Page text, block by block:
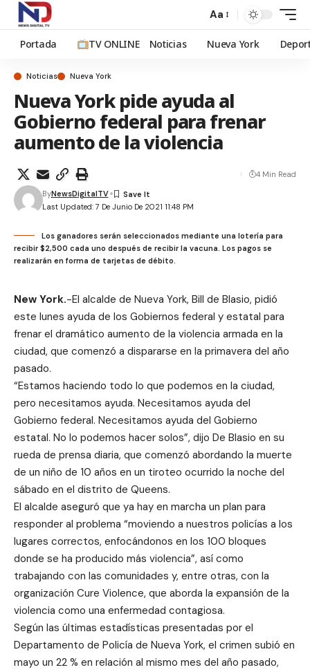
Aa
Portada TV ONLINE Noticias Nueva York
Noticias Nueva York
Nueva York pide ayuda al
Gobierno federal para frenar
aumento de la violencia
Last Updated: 7 De Junio De 2021 11:48 PM
ByNewsDigitalTV
4 Min Read
Los ganadores serán seleccionados mediante una lotería para
recibir $2,500 cada uno después de recibir la vacuna. Los pagos se
realizarán en forma de tarjetas de débito.
New York.-El alcalde de Nueva York, Bill de Blasio, pidió
este lunes ayuda de los Gobiernos federal y estatal para
frenar el dramático aumento de la violencia armada en la
ciudad, que comenzó a dispararse en la primavera del año
pasado.
“Estamos haciendo todo lo que podemos en la ciudad,
pero necesitamos ayuda. Necesitamos ayuda del
Gobierno federal. Necesitamos ayuda del Gobierno
estatal. No lo podemos hacer solos”, dijo De Blasio en su
rueda de prensa diaria, que comenzó abordando la muerte
de un niño de 10 años en un tiroteo ocurrido la noche del
sábado en el distrito de Queens.
El alcalde aseguró que ya hay en marcha un plan para
responder al problema “moviendo a nuestros policías a los
lugares correctos, enfocándonos en los 100 bloques
donde se ha producido más violencia”, así como
trabajando con las comunidades y, entre otras, con la
organización Cure Violence, que aborda la expansión de la
violencia como una enfermedad contagiosa.
Según las últimas estadísticas presentadas por el
Departamento de Policía de Nueva York, el crimen subió en
mayo un 22 % en relación al mismo mes del año pasado,